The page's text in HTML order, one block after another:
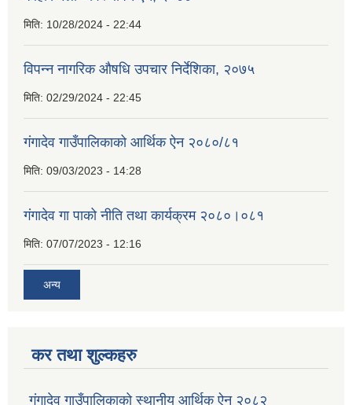
मिति: 10/28/2024 - 22:44
विपन्न नागरिक औषधि उपचार निर्देशिका, २०७५
मिति: 02/29/2024 - 22:45
गंगादेव गाउँपालिकाको आर्थिक ऐन २०८०/८१
मिति: 09/03/2023 - 14:28
गंगादेव गा पाको नीति तथा कार्यक्रम २०८०।०८१
मिति: 07/07/2023 - 12:16
अन्य
कर तथा शुल्कहरु
गंगादेव गाउँपालिकाको स्थानीय आर्थिक ऐन २०८२